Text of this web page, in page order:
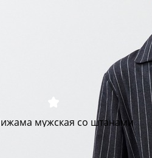
мужская со штанами